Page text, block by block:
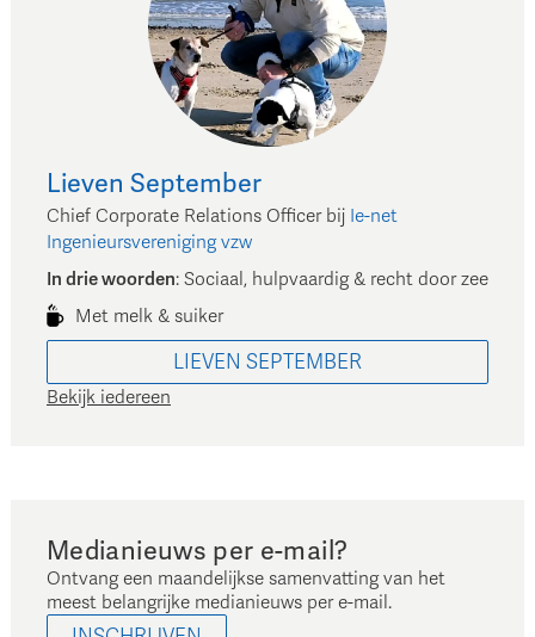
Lieven September
Chief Corporate Relations Officer bij Ie-net
Ingenieursvereniging vzw
In drie woorden: Sociaal, hulpvaardig & recht door zee
Met melk & suiker
LIEVEN SEPTEMBER
Bekijk iedereen
Medianieuws per e-mail?
Ontvang een maandelijkse samenvatting van het
meest belangrijke medianieuws per e-mail.